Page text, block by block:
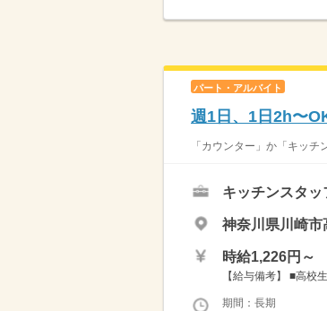
パート・アルバイト
週1日、1日2h〜
「カウンター」か「キッ
キッチンスタッ
神奈川県川崎市
時給1,226円～
【給与備考】 ■高
期間：長期